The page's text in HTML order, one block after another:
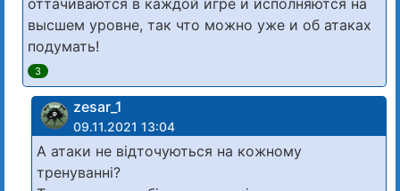
высшем уровне, так что можно уже и об атаках
подумать!
3
zesar_1
09.11.2021 13:04
А атаки не відточуються на кожному
тренуванні?